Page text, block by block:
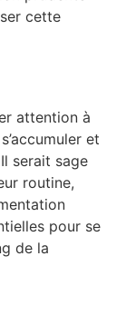
cette
attention à
et
serait sage
routine,
pour se
de la